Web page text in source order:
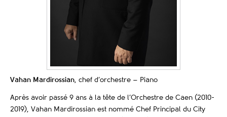
Vahan Mardirossian , chef d’orchestre – Piano
Après avoir passé 9 ans à la tête de l’Orchestre de Caen (2010-
2019), Vahan Mardirossian est nommé Chef Principal du City